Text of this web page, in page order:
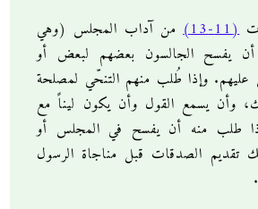
(11-13)
من آداب المجلس (وهي
يفسح الجالسون بعضهم لبعض أو
عليهم. وإذا طُلب منهم التنحّي لمصلحة
وأن يسمع القول وأن يكون ليناً مع
طلب منه أن يفسح في المجلس أو
تقديم الصدقات قبل مناجاة الرسول